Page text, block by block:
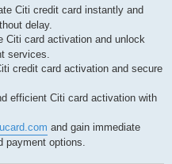
Citi credit card instantly and
delay.
Citi card activation and unlock
services.
credit card activation and secure
efficient Citi card activation with
and gain immediate
payment options.